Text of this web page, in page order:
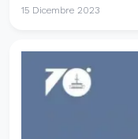
15 Dicembre 2023